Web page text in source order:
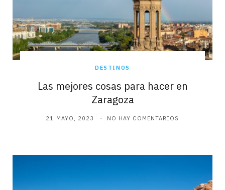
DESTINOS
Las mejores cosas para hacer en
Zaragoza
21 MAYO, 2023 NO HAY COMENTARIOS